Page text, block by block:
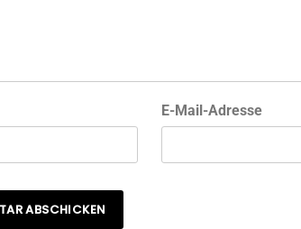
E-Mail-Adresse